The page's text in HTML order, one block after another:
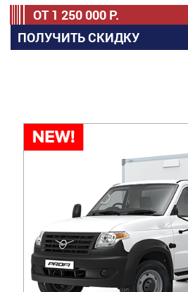
ОТ 1 250 000 Р.
ПОЛУЧИТЬ СКИДКУ